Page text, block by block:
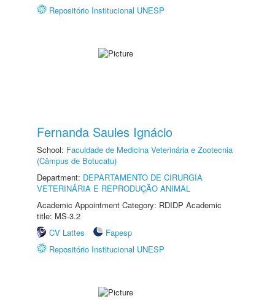
Repositório Institucional UNESP
Fernanda Saules Ignácio
School: Faculdade de Medicina Veterinária e Zootecnia
(Câmpus de Botucatu)
Department: DEPARTAMENTO DE CIRURGIA
VETERINÁRIA E REPRODUÇÃO ANIMAL
Academic Appointment Category: RDIDP Academic
title: MS-3.2
CV Lattes
Fapesp
Repositório Institucional UNESP